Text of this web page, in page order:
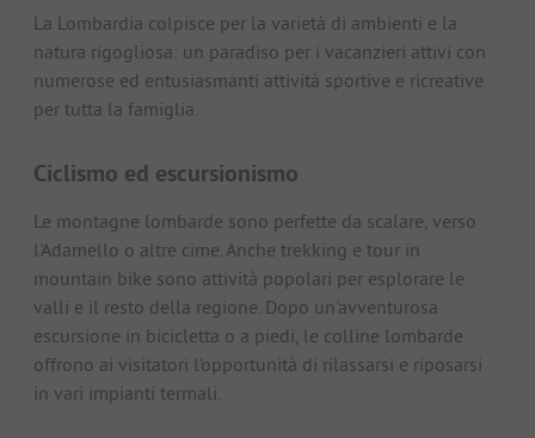
La Lombardia colpisce per la varietà di ambienti e la
natura rigogliosa: un paradiso per i vacanzieri attivi con
numerose ed entusiasmanti attività sportive e ricreative
per tutta la famiglia.
Ciclismo ed escursionismo
Le montagne lombarde sono perfette da scalare, verso
l'Adamello o altre cime. Anche trekking e tour in
mountain bike sono attività popolari per esplorare le
valli e il resto della regione. Dopo un'avventurosa
escursione in bicicletta o a piedi, le colline lombarde
offrono ai visitatori l’opportunità di rilassarsi e riposarsi
in vari impianti termali.